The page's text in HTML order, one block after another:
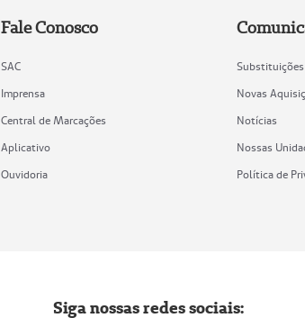
Fale Conosco
SAC
Imprensa
Central de Marcações
Aplicativo
Ouvidoria
Substituições
Novas
Notícias
Nossas
Política de
Siga nossas redes sociais: